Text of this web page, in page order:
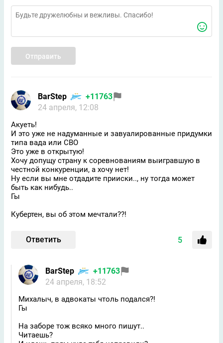
Отправить
BarStep
+11763
24 апреля, 12:08
Акуеть!
И это уже не надуманные и завуалированные придумки
типа вада или СВО
Это уже в открытую!
Хочу допущу страну к соревнованиям выигравшую в
честной конкуренции, а хочу нет!
Ну если вы мне отдадите прииски.., ну тогда может
быть как нибудь..
Гы
Кубертен, вы об этом мечтали??!
Ответить 5
BarStep
+11763
24 апреля, 18:52
Михалыч, в адвокаты чтоль подался?!
Гы
На заборе тож всяко много пишут..
Читаешь?